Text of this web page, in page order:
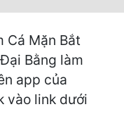
Cá Mặn Bắt
Bằng làm
app của
vào link dưới